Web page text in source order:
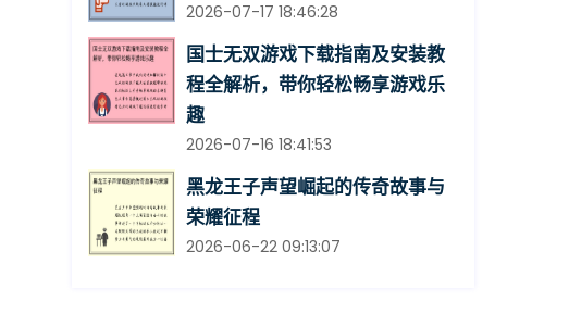
2026-07-17 18:46:28
国士无双游戏下载指南及安装教
程全解析，带你轻松畅享游戏乐
趣
2026-07-16 18:41:53
黑龙王子声望崛起的传奇故事与
荣耀征程
2026-06-22 09:13:07